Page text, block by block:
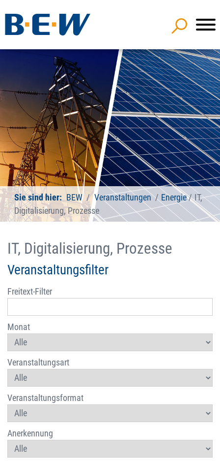
Sie sind hier: BEW Veranstaltungen Energie
IT,
Digitalisierung, Prozesse
IT, Digitalisierung, Prozesse
Veranstaltungsfilter
Freitext-Filter
Monat
Veranstaltungsart
Veranstaltungsformat
Anerkennung